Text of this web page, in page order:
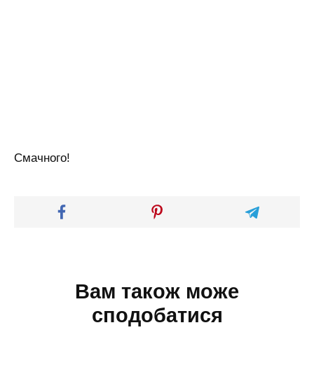
Смачного!
Вам також може
сподобатися